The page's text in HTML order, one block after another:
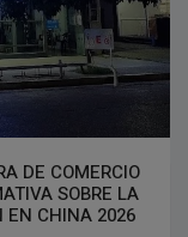
DE COMERCIO
SOBRE LA
EN CHINA 2026